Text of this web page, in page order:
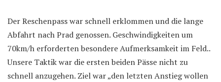
Der Reschenpass war schnell erklommen und die lange
Abfahrt nach Prad genossen. Geschwindigkeiten um
70km/h erforderten besondere Aufmerksamkeit im Feld..
Unsere Taktik war die ersten beiden Pässe nicht zu
schnell anzugehen. Ziel war „den letzten Anstieg wollen